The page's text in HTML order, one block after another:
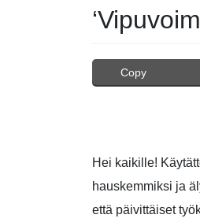
Copy
Hei kaikille!
hauskemmiksi ja
että päivittäiset